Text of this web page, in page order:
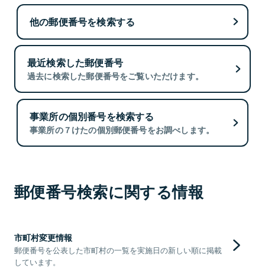
他の郵便番号を検索する
最近検索した郵便番号
過去に検索した郵便番号をご覧いただけます。
事業所の個別番号を検索する
事業所の７けたの個別郵便番号をお調べします。
郵便番号検索に関する情報
市町村変更情報
郵便番号を公表した市町村の一覧を実施日の新しい順に掲載
しています。